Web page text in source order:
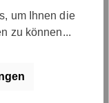
um Ihnen die
zu können...